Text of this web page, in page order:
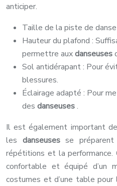
anticiper.
Taille de la piste de
Hauteur du plafond :
permettre auxdanseuses
Sol antidérapant : Pour
blessures.
Éclairage adapté : Pour
des danseuses.
Il est également important
les danseuses se
répétitions et la
confortable et équipé d’un
costumes et d’une table